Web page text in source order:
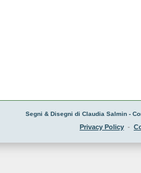
Segni & Disegni di Claudia Salmin -
Privacy Policy -